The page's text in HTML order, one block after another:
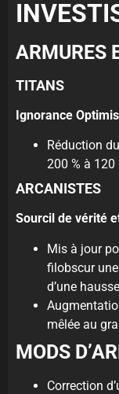
ARMURES
TITANS
Ignorance
Réduction
200 % à 120
ARCANISTES
Sourcil de vérité
Mis à jour
filobscur
d’une
mêlée au
MODS
Correction